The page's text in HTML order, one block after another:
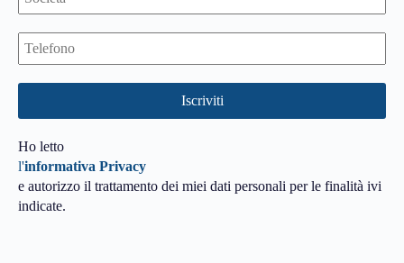
Ho letto
l'informativa Privacy
e autorizzo il trattamento dei miei dati personali per le finalità ivi
indicate.